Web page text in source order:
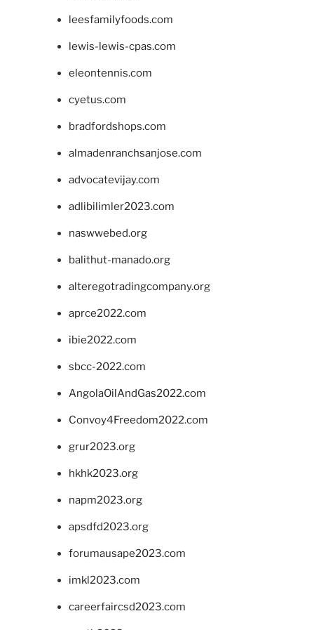
leesfamilyfoods.com
lewis-lewis-cpas.com
eleontennis.com
cyetus.com
bradfordshops.com
almadenranchsanjose.com
advocatevijay.com
adlibilimler2023.com
naswwebed.org
balithut-manado.org
alteregotradingcompany.org
aprce2022.com
ibie2022.com
sbcc-2022.com
AngolaOilAndGas2022.com
Convoy4Freedom2022.com
grur2023.org
hkhk2023.org
napm2023.org
apsdfd2023.org
forumausape2023.com
imkl2023.com
careerfaircsd2023.com